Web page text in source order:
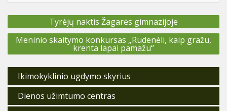
Navigacija
įrašų
Tyrėjų naktis Žagarės gimnazijoje
Meninio skaitymo konkursas „Rudenėli, kaip gražu,
krenta lapai pamažu“
Ikimokyklinio ugdymo skyrius
Dienos užimtumo centras
Nuo 2026 m. kovo 2 d. prasideda centralizuotas mokinių